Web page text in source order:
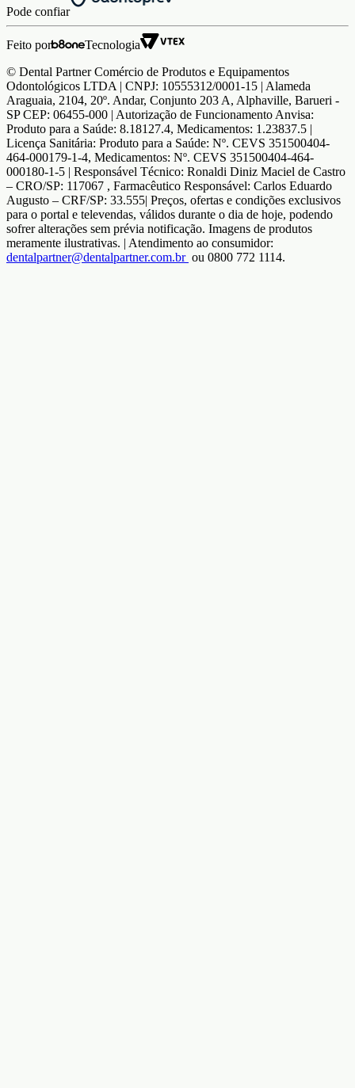
Pode confiar
Feito por
Tecnologia
© Dental Partner Comércio de Produtos e Equipamentos
Odontológicos LTDA | CNPJ: 10555312/0001-15 | Alameda
Araguaia, 2104, 20º. Andar, Conjunto 203 A, Alphaville, Barueri -
SP CEP: 06455-000 | Autorização de Funcionamento Anvisa:
Produto para a Saúde: 8.18127.4, Medicamentos: 1.23837.5 |
Licença Sanitária: Produto para a Saúde: Nº. CEVS 351500404-
464-000179-1-4, Medicamentos: Nº. CEVS 351500404-464-
000180-1-5 | Responsável Técnico: Ronaldi Diniz Maciel de Castro
– CRO/SP: 117067 , Farmacêutico Responsável: Carlos Eduardo
Augusto – CRF/SP: 33.555| Preços, ofertas e condições exclusivos
para o portal e televendas, válidos durante o dia de hoje, podendo
sofrer alterações sem prévia notificação. Imagens de produtos
meramente ilustrativas. | Atendimento ao consumidor:
dentalpartner@dentalpartner.com.br ou 0800 772 1114.